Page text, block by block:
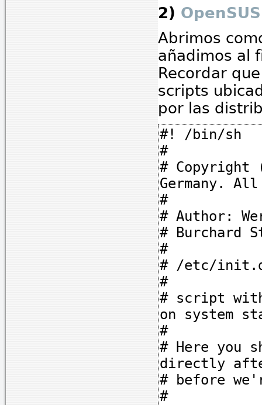
2)
Abrimos
añadimos al
Recordar
scripts
por las
#! /bin/sh
#
# Copyright
Germany.
#
# Author:
# Burchard
#
# /etc/
#
# script
on system
#
# Here you
directly
# before
#